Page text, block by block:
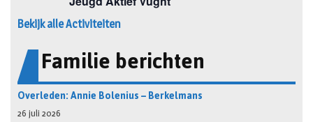
Bekijk alle Activiteiten
Familie berichten
Overleden: Annie Bolenius – Berkelmans
26 juli 2026